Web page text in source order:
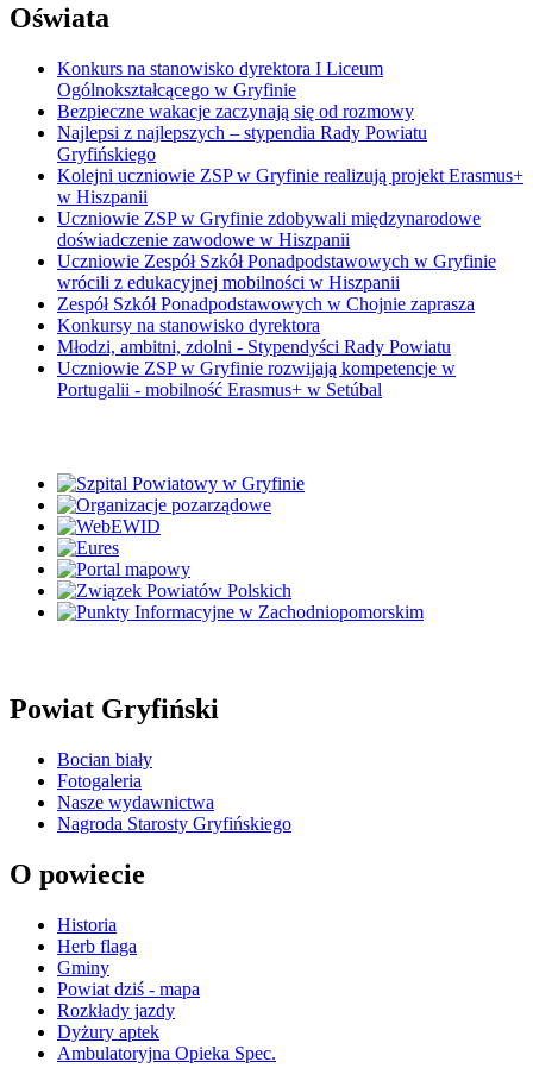
Oświata
Konkurs na stanowisko dyrektora I Liceum
Ogólnokształcącego w Gryfinie
Bezpieczne wakacje zaczynają się od rozmowy
Najlepsi z najlepszych – stypendia Rady Powiatu
Gryfińskiego
Kolejni uczniowie ZSP w Gryfinie realizują projekt Erasmus+
w Hiszpanii
Uczniowie ZSP w Gryfinie zdobywali międzynarodowe
doświadczenie zawodowe w Hiszpanii
Uczniowie Zespół Szkół Ponadpodstawowych w Gryfinie
wrócili z edukacyjnej mobilności w Hiszpanii
Zespół Szkół Ponadpodstawowych w Chojnie zaprasza
Konkursy na stanowisko dyrektora
Młodzi, ambitni, zdolni - Stypendyści Rady Powiatu
Uczniowie ZSP w Gryfinie rozwijają kompetencje w
Portugalii - mobilność Erasmus+ w Setúbal
Powiat Gryfiński
Bocian biały
Fotogaleria
Nasze wydawnictwa
Nagroda Starosty Gryfińskiego
O powiecie
Historia
Herb flaga
Gminy
Powiat dziś - mapa
Rozkłady jazdy
Dyżury aptek
Ambulatoryjna Opieka Spec.